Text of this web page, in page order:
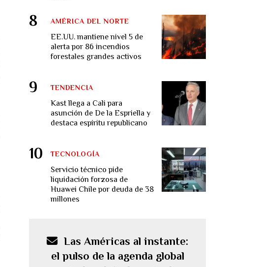
EE.UU. mantiene nivel 5 de
alerta por 86 incendios
forestales grandes activos
AMÉRICA DEL NORTE
Kast llega a Cali para
asunción de De la Espriella y
destaca espíritu republicano
TENDENCIA
Servicio técnico pide
liquidación forzosa de
Huawei Chile por deuda de 38
millones
TECNOLOGÍA
Las Américas al instante:
el pulso de la agenda global